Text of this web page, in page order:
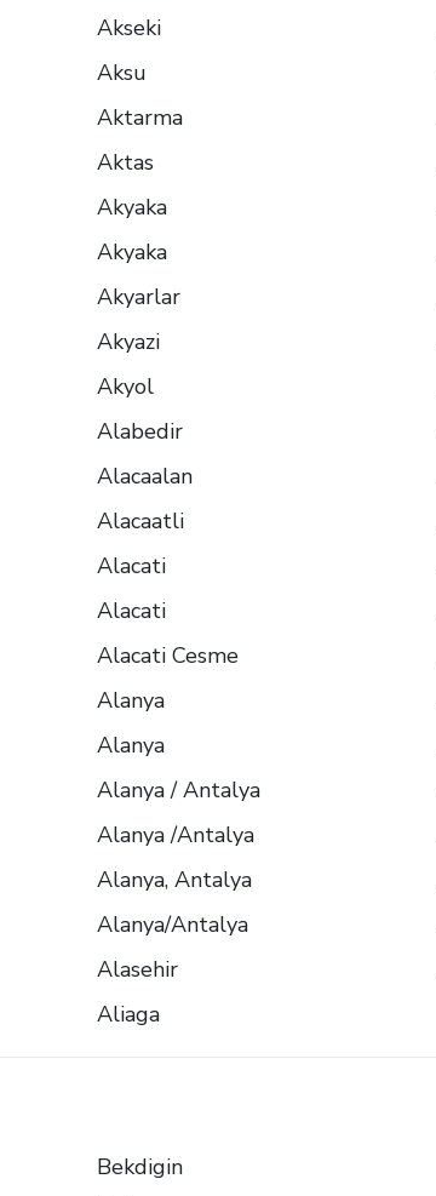
Akseki
Aksu
Aktarma
Aktas
Akyaka
Akyaka
Akyarlar
Akyazi
Akyol
Alabedir
Alacaalan
Alacaatli
Alacati
Alacati
Alacati Cesme
Alanya
Alanya
Alanya / Antalya
Alanya /Antalya
Alanya, Antalya
Alanya/Antalya
Alasehir
Aliaga
Bekdigin